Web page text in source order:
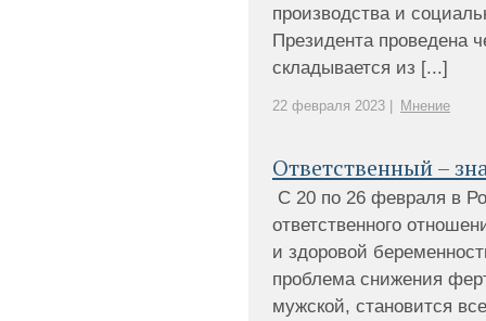
производства и
Президента проведена
складывается из [...]
22 февраля 2023 | Мнение
Ответственный –
С 20 по 26 февраля в
ответственного
и здоровой
проблема снижения
мужской, становится